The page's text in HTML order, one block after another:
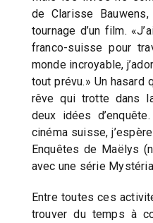
de Clarisse
tournage d’un film.
franco-suisse pour
monde incroyable,
tout prévu.» Un hasard
rêve qui trotte dans
deux idées
cinéma suisse,
Enquêtes de Maëlys
avec une série
Entre toutes ces
trouver du temps à